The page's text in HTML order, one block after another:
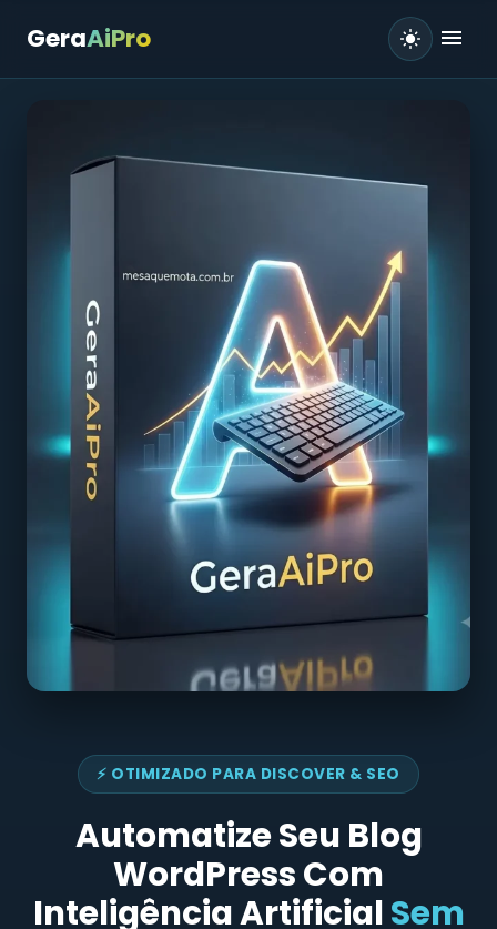
GeraAiPro
⚡ OTIMIZADO PARA DISCOVER & SEO
Automatize Seu Blog
WordPress Com
Inteligência ArtificialSem